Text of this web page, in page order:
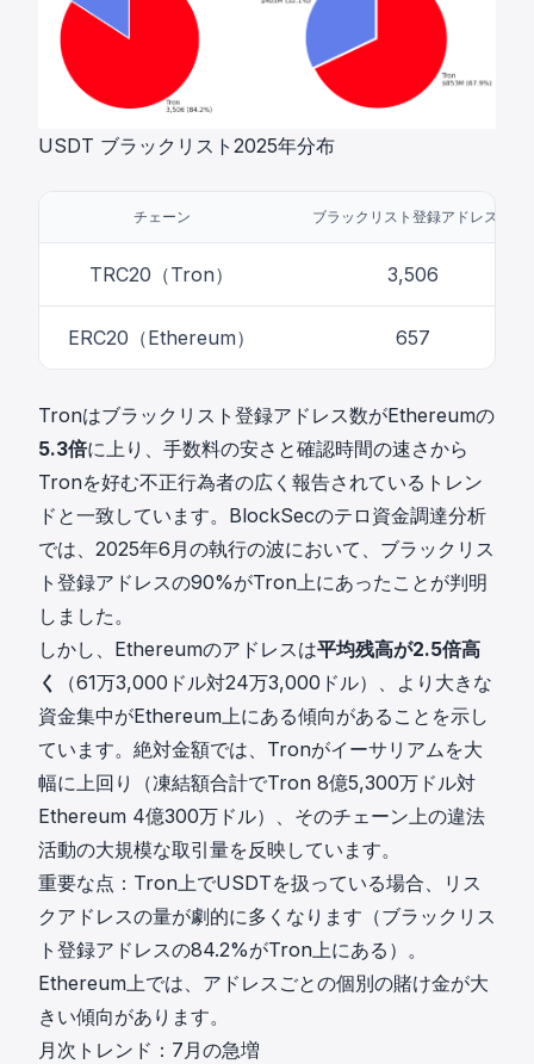
USDT ブラックリスト2025年分布
チェーン ブラックリスト登録アドレス数
TRC20（Tron） 3,506
ERC20（Ethereum） 657
Tronはブラックリスト登録アドレス数がEthereumの
5.3倍に上り、手数料の安さと確認時間の速さから
Tronを好む不正行為者の広く報告されているトレン
ドと一致しています。BlockSecのテロ資金調達分析
では、2025年6月の執行の波において、ブラックリス
ト登録アドレスの90%がTron上にあったことが判明
しました。
しかし、Ethereumのアドレスは平均残高が2.5倍高
く
（61万3,000ドル対24万3,000ドル）、より大きな
資金集中がEthereum上にある傾向があることを示し
ています。絶対金額では、Tronがイーサリアムを大
幅に上回り（凍結額合計でTron 8億5,300万ドル対
Ethereum 4億300万ドル）、そのチェーン上の違法
活動の大規模な取引量を反映しています。
重要な点：Tron上でUSDTを扱っている場合、リス
クアドレスの量が劇的に多くなります（ブラックリス
ト登録アドレスの84.2%がTron上にある）。
Ethereum上では、アドレスごとの個別の賭け金が大
きい傾向があります。
月次トレンド：7月の急増